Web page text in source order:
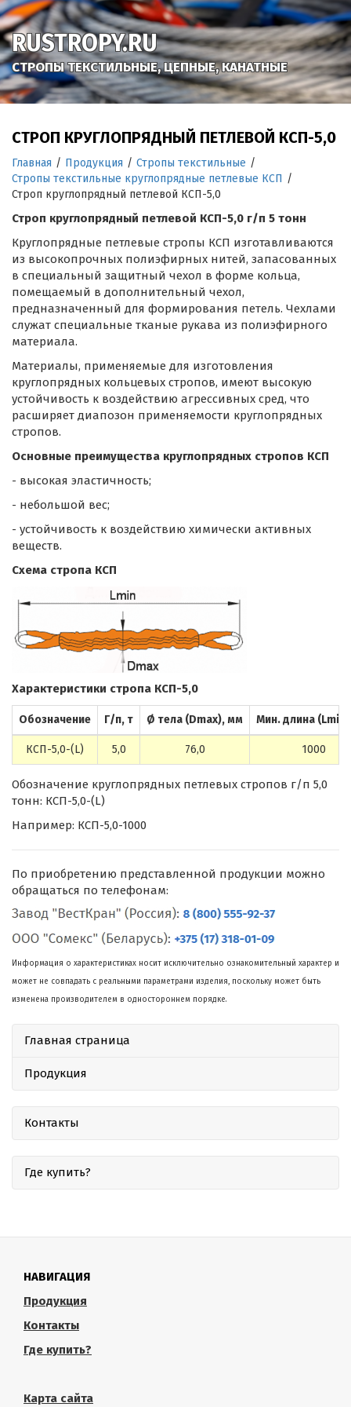
RUSTROPY.RU
СТРОПЫ ТЕКСТИЛЬНЫЕ, ЦЕПНЫЕ, КАНАТНЫЕ
СТРОП КРУГЛОПРЯДНЫЙ ПЕТЛЕВОЙ КСП-5,0
Главная / Продукция / Стропы текстильные /
Стропы текстильные круглопрядные петлевые КСП /
Строп круглопрядный петлевой КСП-5,0
Строп круглопрядный петлевой КСП-5,0 г/п 5 тонн
Круглопрядные петлевые стропы КСП изготавливаются
из высокопрочных полиэфирных нитей, запасованных
в специальный защитный чехол в форме кольца,
помещаемый в дополнительный чехол,
предназначенный для формирования петель. Чехлами
служат специальные тканые рукава из полиэфирного
материала.
Материалы, применяемые для изготовления
круглопрядных кольцевых стропов, имеют высокую
устойчивость к воздействию агрессивных сред, что
расширяет диапозон применяемости круглопрядных
стропов.
Основные преимущества круглопрядных стропов КСП
- высокая эластичность;
- небольшой вес;
- устойчивость к воздействию химически активных
веществ.
Схема стропа КСП
Характеристики стропа КСП-5,0
Обозначение Г/п, т Ø тела (Dmax), мм Мин. длина
КСП-5,0-(L) 5,0 76,0 1000
Обозначение круглопрядных петлевых стропов г/п 5,0
тонн: КСП-5,0-(L)
Например: КСП-5,0-1000
По приобретению представленной продукции можно
обращаться по телефонам:
Информация о характеристиках носит исключительно ознакомительный характер и
может не совпадать с реальными параметрами изделия, поскольку может быть
изменена производителем в одностороннем порядке.
Главная страница
Продукция
Контакты
Где купить?
НАВИГАЦИЯ
Продукция
Контакты
Где купить?
Карта сайта